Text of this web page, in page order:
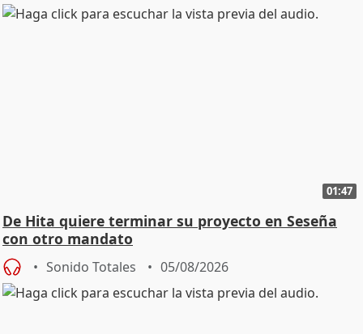
01:47
De Hita quiere terminar su proyecto en Seseña
con otro mandato
Sonido Totales 05/08/2026